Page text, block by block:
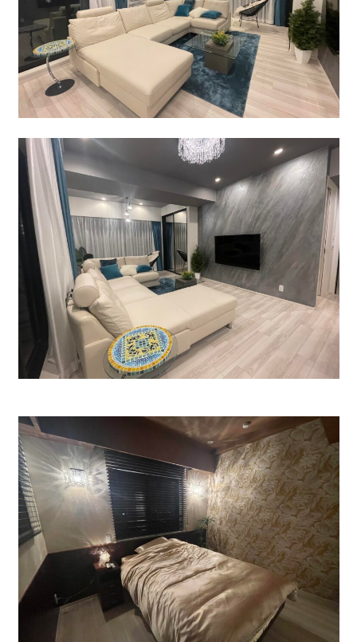
ラインナップ
最響の家
Groovin’
nattoku住宅25周年記念モデル
Glass Arts
Blue Style
キママプラス
納得リフォームスタジオ nattoku リノベ
施工事例 お客さまの声
お知らせ 土地情報
近日分譲予定情報 会社情報
動画ギャラリー 採用情報
サイトマップ プライバシーポリシー